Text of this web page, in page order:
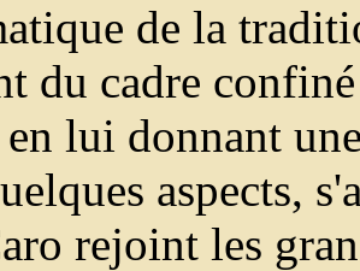
de la
du cadre
lui donnant
aspects,
rejoint les